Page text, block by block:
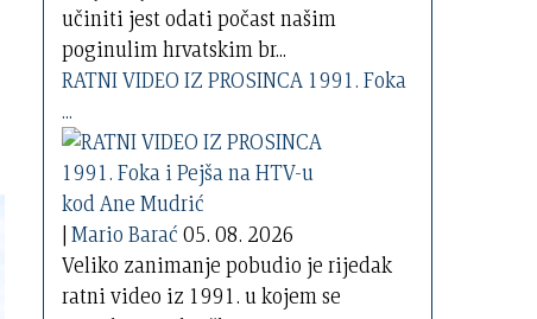
učiniti jest odati počast našim
poginulim hrvatskim br...
RATNI VIDEO IZ PROSINCA 1991. Foka
...
|Mario Barać 05. 08. 2026
Veliko zanimanje pobudio je rijedak
ratni video iz 1991. u kojem se